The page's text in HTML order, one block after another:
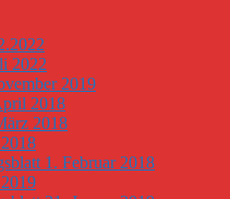
2022
2019
2018
2018
1. Februar 2018